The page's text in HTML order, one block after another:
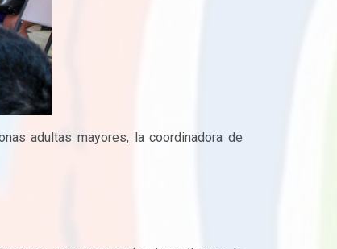
adultas mayores, la coordinadora de